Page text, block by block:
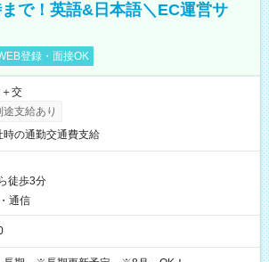
で！英語&日本語＼EC運営サ
登録・面接OK
交
支給あり
時の通勤交通費支給
徒歩3分
通信